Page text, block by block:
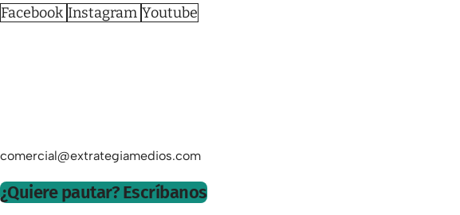
Facebook Instagram Youtube
comercial@extrategiamedios.com
¿Quiere pautar? Escríbanos